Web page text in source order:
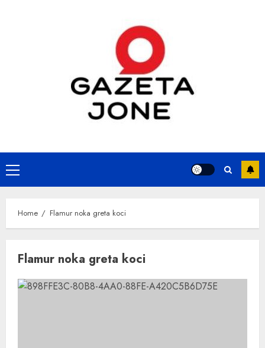
Primary
Menu
Home Flamur noka greta koci
Flamur noka greta koci